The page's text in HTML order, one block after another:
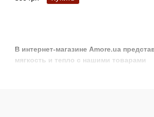
В интернет-магазине Amore.ua
мягкость и тепло с нашими товарами